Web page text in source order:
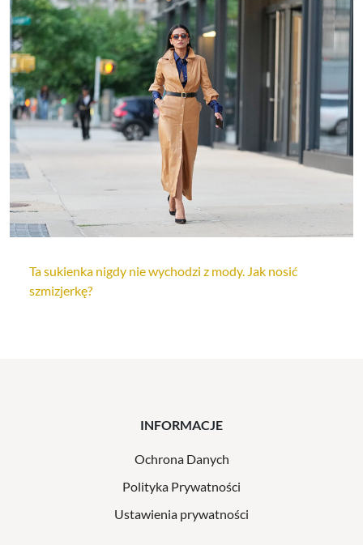
Ta sukienka nigdy nie wychodzi z mody. Jak nosić
szmizjerkę?
INFORMACJE
Ochrona Danych
Polityka Prywatności
Ustawienia prywatności